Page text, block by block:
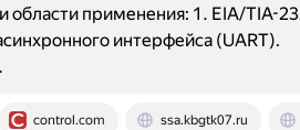
control.com ssa.kbgtk07.ru
области применения: 1. EIA/TIA-
интерфейса (UART).